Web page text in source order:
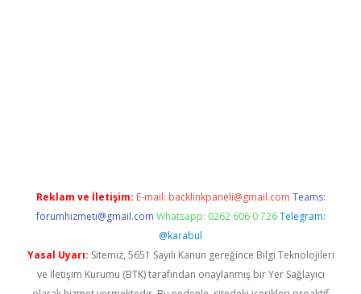
Reklam ve İletişim: E-mail: backlinkpaneli@gmail.com Teams:
forumhizmeti@gmail.com Whatsapp: 0262 606 0 726 Telegram:
@karabul
Yasal Uyarı: Sitemiz, 5651 Sayılı Kanun gereğince Bilgi Teknolojileri
ve İletişim Kurumu (BTK) tarafından onaylanmış bir Yer Sağlayıcı